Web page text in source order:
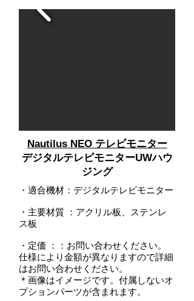
Nautilus NEO テレビモニター
デジタルテレビモニターUWハウ
ジング
・適合機材：デジタルテレビモニター
・主要材質 ：アクリル板、ステンレ
ス板
・定価 ：：お問い合わせください。
仕様により金額が異なりますので詳細
はお問い合わせください。
＊画像はイメージです。付属しないオ
プションパーツが含まれます。